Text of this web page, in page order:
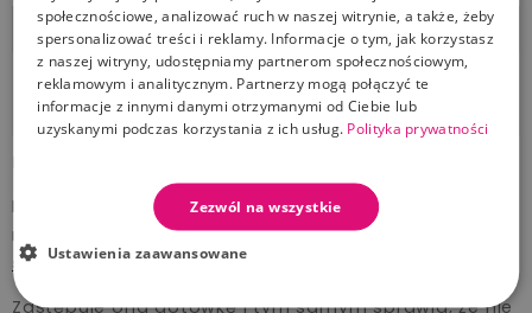
Opis
Parametry produktu
Dostawa i płatność
Karta podarunkowa jest bonem towarowym, którym
mogą Państwo płacić za zakupy dokonane w
sklepie stacjonarnym Akpol Baby w Gdańsku.
Zastępuje ona gotówkę i tym samym sprawia, że nie
społecznościowe, analizować ruch w naszej witrynie, a także, żeby
spersonalizować treści i reklamy. Informacje o tym, jak korzystasz
z naszej witryny, udostępniamy partnerom społecznościowym,
reklamowym i analitycznym. Partnerzy mogą połączyć te
informacje z innymi danymi otrzymanymi od Ciebie lub
uzyskanymi podczas korzystania z ich usług. Polityka prywatności
Zezwól na wszystkie
Ustawienia zaawansowane